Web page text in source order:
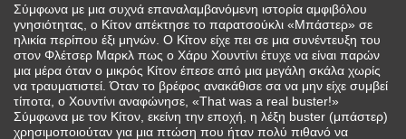
Σύμφωνα με μια συχνά επαναλαμβανόμενη ιστορία αμφιβόλου
γνησιότητας, ο Κίτον απέκτησε το παρατσούκλι «Μπάστερ» σε
ηλικία περίπου έξι μηνών. Ο Κίτον είχε πει σε μια συνέντευξη του
στον Φλέτσερ Μαρκλ πως ο Χάρυ Χουντίνι έτυχε να είναι παρών
μια μέρα όταν ο μικρός Κίτον έπεσε από μια μεγάλη σκάλα χωρίς
να τραυματιστεί. Όταν το βρέφος ανακάθισε σα να μην είχε συμβεί
τίποτα, ο Χουντίνι αναφώνησε, «That was a real buster!»
Σύμφωνα με τον Κίτον, εκείνη την εποχή, η λέξη buster (μπάστερ)
χρησιμοποιούταν για μια πτώση που ήταν πολύ πιθανό να